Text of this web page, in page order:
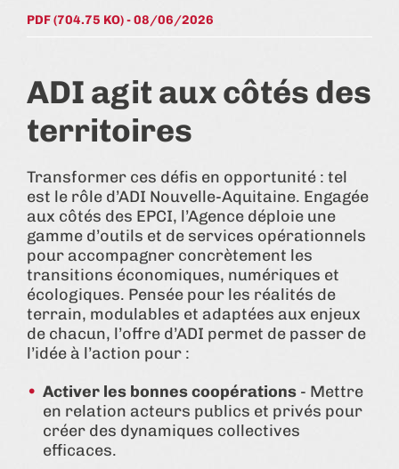
PDF (704.75 KO) - 08/06/2026
ADI agit aux côtés des
territoires
Transformer ces défis en opportunité : tel
est le rôle d’ADI Nouvelle-Aquitaine. Engagée
aux côtés des EPCI, l’Agence déploie une
gamme d’outils et de services opérationnels
pour accompagner concrètement les
transitions économiques, numériques et
écologiques. Pensée pour les réalités de
terrain, modulables et adaptées aux enjeux
de chacun, l’offre d’ADI permet de passer de
l’idée à l’action pour :
Activer les bonnes coopérations - Mettre
en relation acteurs publics et privés pour
créer des dynamiques collectives
efficaces.